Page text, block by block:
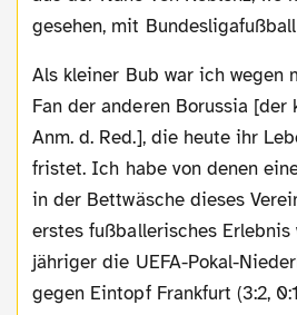
gesehen, mit
Als kleiner Bub war ich wegen meiner Großmutter
Fan der anderen Borussia [der
Anm. d. Red.], die heute ihr
fristet. Ich habe von denen
in der Bettwäsche dieses
erstes fußballerisches Erlebnis
jähriger die UEFA-Pokal-
gegen Eintopf Frankfurt (3:2,